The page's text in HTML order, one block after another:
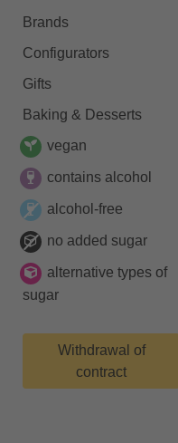
Brands
Configurators
Gifts
Baking & Desserts
vegan
contains alcohol
alcohol-free
no added sugar
alternative types of
sugar
Withdrawal of
contract